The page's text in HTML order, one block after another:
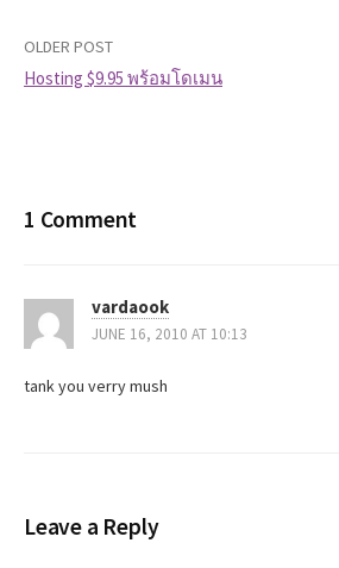
s
n
g
OLDER POST
Hosting $9.95 พร้อมโดเมน
1 Comment
vardaook
JUNE 16, 2010 AT 10:13
tank you verry mush
Leave a Reply